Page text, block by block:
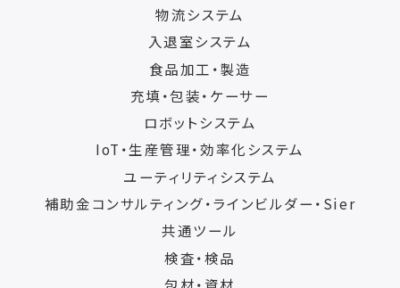
物流システム
入退室システム
食品加工・製造
充填・包装・ケーサー
ロボットシステム
IoT・生産管理・効率化システム
ユーティリティシステム
補助金コンサルティング・ラインビルダー・Sier
共通ツール
検査・検品